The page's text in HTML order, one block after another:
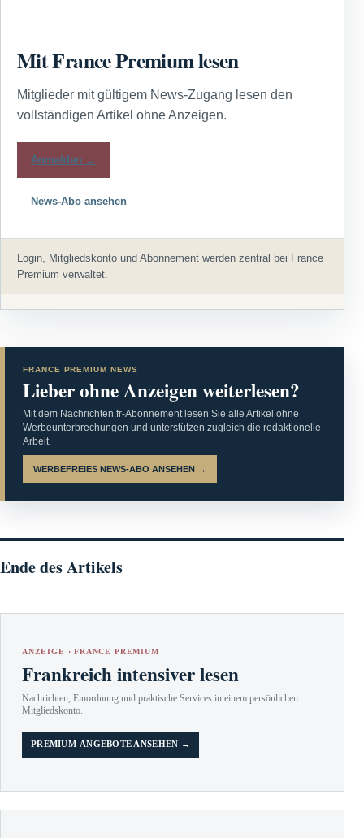
Mit France Premium lesen
Mitglieder mit gültigem News-Zugang lesen den
vollständigen Artikel ohne Anzeigen.
Anmelden →
News-Abo ansehen
Login, Mitgliedskonto und Abonnement werden zentral bei France
Premium verwaltet.
FRANCE PREMIUM NEWS
Lieber ohne Anzeigen weiterlesen?
Mit dem Nachrichten.fr-Abonnement lesen Sie alle Artikel ohne
Werbeunterbrechungen und unterstützen zugleich die redaktionelle
Arbeit.
WERBEFREIES NEWS-ABO ANSEHEN →
Ende des Artikels
ANZEIGE · FRANCE PREMIUM
Frankreich intensiver lesen
Nachrichten, Einordnung und praktische Services in einem persönlichen
Mitgliedskonto.
PREMIUM-ANGEBOTE ANSEHEN →